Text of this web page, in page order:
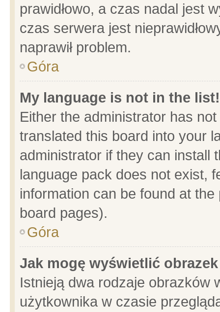
prawidłowo, a czas nadal jest
czas serwera jest
naprawił problem.
Góra
My language is not in the list!
Either the administrator has
translated this board into your
administrator if they can install
language pack does not exist,
information can be found at
board pages).
Góra
Jak mogę wyświetlić
Istnieją dwa rodzaje obrazków
użytkownika w czasie